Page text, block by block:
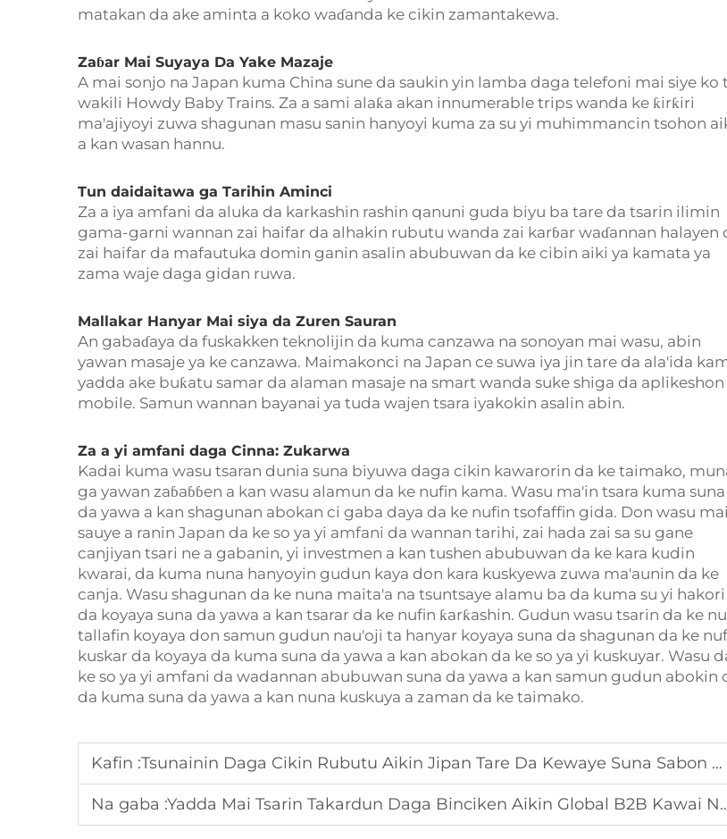
matakan da ake aminta a koko waɗanda ke cikin zamantakewa.
Zaɓar Mai Suyaya Da Yake Mazaje
A mai sonjo na Japan kuma China sune da saukin yin lamba daga telefoni mai siye ko
wakili Howdy Baby Trains. Za a sami alaƙa akan innumerable trips wanda ke ƙirƙiri
ma'ajiyoyi zuwa shagunan masu sanin hanyoyi kuma za su yi muhimmancin tsohon
a kan wasan hannu.
Tun daidaitawa ga Tarihin Aminci
Za a iya amfani da aluka da karkashin rashin qanuni guda biyu ba tare da tsarin ilimin
gama-garni wannan zai haifar da alhakin rubutu wanda zai karɓar waɗannan halayen
zai haifar da mafautuka domin ganin asalin abubuwan da ke cibin aiki ya kamata ya
zama waje daga gidan ruwa.
Mallakar Hanyar Mai siya da Zuren Sauran
An gabaɗaya da fuskakken teknolijin da kuma canzawa na sonoyan mai wasu, abin
yawan masaje ya ke canzawa. Maimakonci na Japan ce suwa iya jin tare da ala'ida
yadda ake buƙatu samar da alaman masaje na smart wanda suke shiga da aplikeshon
mobile. Samun wannan bayanai ya tuda wajen tsara iyakokin asalin abin.
Za a yi amfani daga Cinna: Zukarwa
Kadai kuma wasu tsaran dunia suna biyuwa daga cikin kawarorin da ke taimako,
ga yawan zaɓaɓɓen a kan wasu alamun da ke nufin kama. Wasu ma'in tsara kuma suna
da yawa a kan shagunan abokan ci gaba daya da ke nufin tsofaffin gida. Don wasu mai
sauye a ranin Japan da ke so ya yi amfani da wannan tarihi, zai hada zai sa su gane
canjiyan tsari ne a gabanin, yi investmen a kan tushen abubuwan da ke kara kudin
kwarai, da kuma nuna hanyoyin gudun kaya don kara kuskyewa zuwa ma'aunin da ke
canja. Wasu shagunan da ke nuna maita'a na tsuntsaye alamu ba da kuma su yi hakori
da koyaya suna da yawa a kan tsarar da ke nufin ƙarƙashin. Gudun wasu tsarin da ke
tallafin koyaya don samun gudun nau'oji ta hanyar koyaya suna da shagunan da ke
kuskar da koyaya da kuma suna da yawa a kan abokan da ke so ya yi kuskuyar. Wasu
ke so ya yi amfani da wadannan abubuwan suna da yawa a kan samun gudun abokin
da kuma suna da yawa a kan nuna kuskuya a zaman da ke taimako.
Kafin :Tsunainin Daga Cikin Rubutu Aikin Jipan Tare Da Kewaye Suna Sabon Gaba
Na gaba :Yadda Mai Tsarin Takardun Daga Binciken Aikin Global B2B Kawai Na Sake Massage Devices